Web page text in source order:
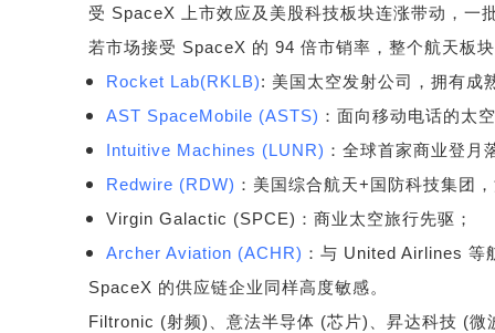
受 SpaceX 上市效应及美股科技板块连涨带动，一
若市场接受 SpaceX 的 94 倍市销率，整个航天板
Rocket Lab(RKLB): 美国太空发射公司，拥有成
AST SpaceMobile (ASTS) ：面向移动电话的太
Intuitive Machines (LUNR) ：全球首家商业登月
Redwire (RDW) ：美国综合航天+ 国防科技集团
Virgin Galactic (SPCE) ：商业太空旅行先驱；
Archer Aviation (ACHR) ：与 United Airlines 等
SpaceX 的供应链企业同样高度敏感。
Filtronic (射频) 、意法半导体 (芯片) 、昇达科技 (微